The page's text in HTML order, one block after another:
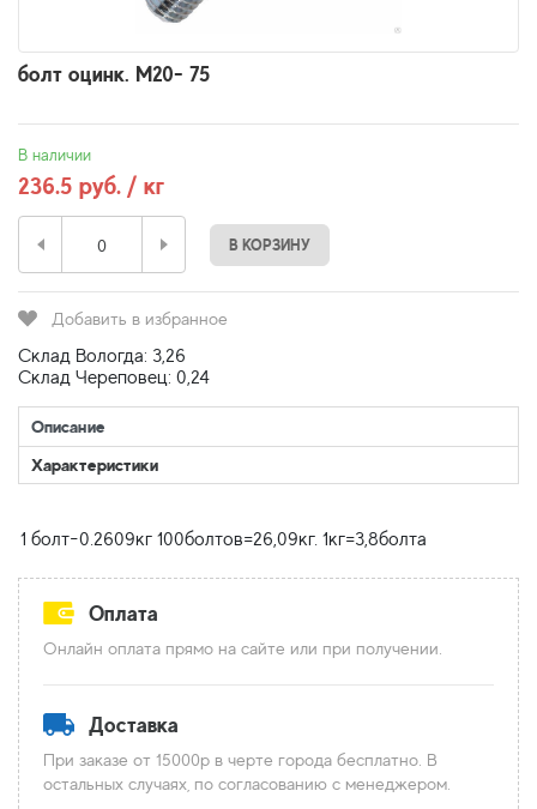
болт оцинк. М20- 75
В наличии
236.5 руб. / кг
В КОРЗИНУ
Добавить в избранное
Склад Вологда: 3,26
Склад Череповец: 0,24
Описание
Характеристики
Оплата
Онлайн оплата прямо на сайте или при получении.
Доставка
При заказе от 15000р в черте города бесплатно. В
остальных случаях, по согласованию с менеджером.